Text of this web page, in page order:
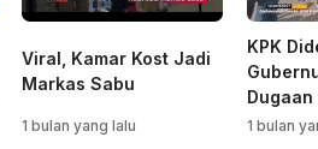
Viral, Kamar Kost Jadi
Markas Sabu
1 bulan yang lalu
KPK
Kabaen
1 bulan